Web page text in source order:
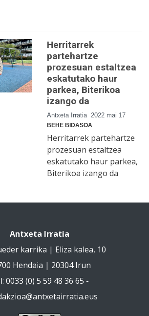
Herritarrek
partehartze
prozesuan estaltzea
eskatutako haur
parkea, Biterikoa
izango da
Antxeta Irratia 2022 mai 17
BEHE BIDASOA
Herritarrek partehartze
prozesuan estaltzea
eskatutako haur parkea,
Biterikoa izango da
Antxeta Irratia
karrika | Eliza kalea, 10
Hendaia | 20304 Irun
0033 (0) 5 59 48 36 65 -